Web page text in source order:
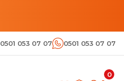
0501 053 07 07 0501 053 07 07
0